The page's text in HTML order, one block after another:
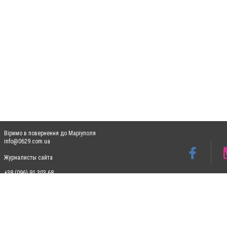
Віримо в повернення до Маріуполя
info@0629.com.ua
Журналисты сайта
+38 (096) 91 303 68